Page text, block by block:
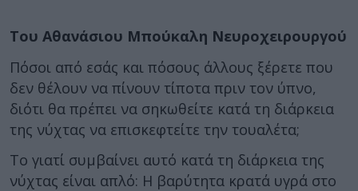
Του Αθανάσιου Μπούκαλη Νευροχειρουργού
Πόσοι από εσάς και πόσους άλλους ξέρετε που
δεν θέλουν να πίνουν τίποτα πριν τον ύπνο,
διότι θα πρέπει να σηκωθείτε κατά τη διάρκεια
της νύχτας να επισκεφτείτε την τουαλέτα;
Το γιατί συμβαίνει αυτό κατά τη διάρκεια της
νύχτας είναι απλό: Η βαρύτητα κρατά υγρά στο